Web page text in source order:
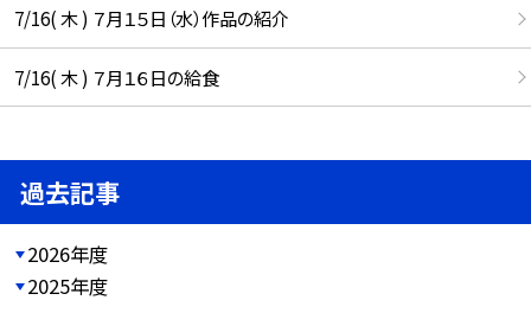
7/16( 木 ) ７月１５日（水）作品の紹介
7/16( 木 ) ７月１６日の給食
過去記事
2026年度
2025年度